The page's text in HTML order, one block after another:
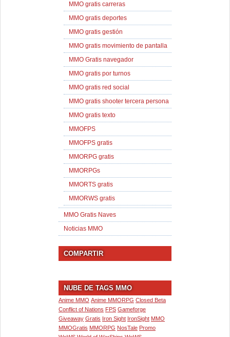
MMO gratis carreras
MMO gratis deportes
MMO gratis gestión
MMO gratis movimiento de pantalla
MMO Gratis navegador
MMO gratis por turnos
MMO gratis red social
MMO gratis shooter tercera persona
MMO gratis texto
MMOFPS
MMOFPS gratis
MMORPG gratis
MMORPGs
MMORTS gratis
MMORWS gratis
MMO Gratis Naves
Noticias MMO
COMPARTIR
NUBE DE TAGS MMO
Anime MMO Anime MMORPG Closed Beta
Conflict of Nations FPS Gameforge
Giveaway Gratis Iron Sight IronSight MMO
MMOGratis MMORPG NosTale Promo